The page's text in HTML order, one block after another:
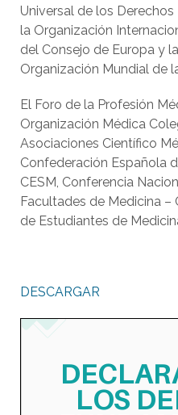
Universal de los
la Organización
del Consejo de Europa y
Organización Mundial de
El Foro de la Profesión
Organización Médica
Asociaciones Científico
Confederación Española
CESM, Conferencia
Facultades de Medicina –
de Estudiantes de
DESCARGAR